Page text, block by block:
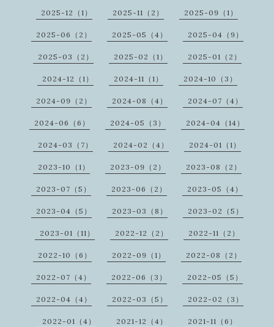
2025-12（1） 2025-11（2） 2025-09（1）
2025-06（2） 2025-05（4） 2025-04（9）
2025-03（2） 2025-02（1） 2025-01（2）
2024-12（1） 2024-11（1） 2024-10（3）
2024-09（2） 2024-08（4） 2024-07（4）
2024-06（6） 2024-05（3） 2024-04（14）
2024-03（7） 2024-02（4） 2024-01（1）
2023-10（1） 2023-09（2） 2023-08（2）
2023-07（5） 2023-06（2） 2023-05（4）
2023-04（5） 2023-03（8） 2023-02（5）
2023-01（11） 2022-12（2） 2022-11（2）
2022-10（6） 2022-09（1） 2022-08（2）
2022-07（4） 2022-06（3） 2022-05（5）
2022-04（4） 2022-03（5） 2022-02（3）
2022-01（4） 2021-12（4） 2021-11（6）